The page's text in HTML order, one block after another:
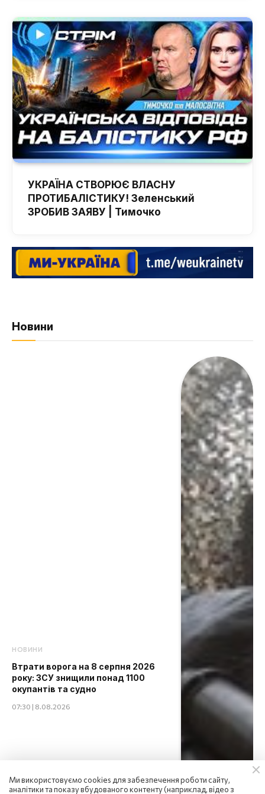
УКРАЇНА СТВОРЮЄ ВЛАСНУ
ПРОТИБАЛІСТИКУ! Зеленський
ЗРОБИВ ЗАЯВУ | Тимочко
Новини
НОВИНИ
Втрати ворога на 8 серпня 2026
року: ЗСУ знищили понад 1100
окупантів та судно
07:30 | 8.08.2026
Ми використовуємо cookies для забезпечення роботи сайту,
аналітики та показу вбудованого контенту (наприклад, відео з